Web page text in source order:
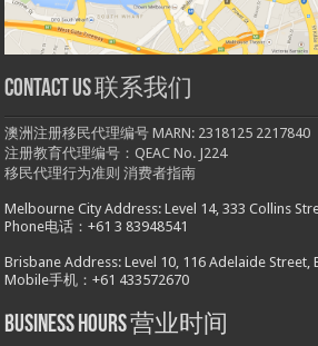
Contact us 联系我们
澳洲注册移民代理编号 MARN: 2318125 2217840
注册教育代理编号：QEAC No. J224
移民代理行为准则 消费者指南
Melbourne City Address: Level 14, 333 Collins
Phone电话：+61 3 83948541
Brisbane Address: Level 10, 116 Adelaide Street,
Mobile手机：+61 433572670
Business hours 营业时间